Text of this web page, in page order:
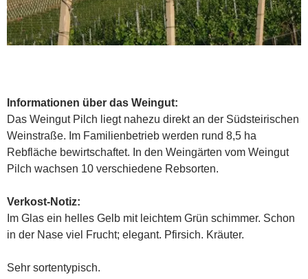
Informationen über das Weingut:
Das Weingut Pilch liegt nahezu direkt an der Südsteirischen
Weinstraße. Im Familienbetrieb werden rund 8,5 ha
Rebfläche bewirtschaftet. In den Weingärten vom Weingut
Pilch wachsen 10 verschiedene Rebsorten.
Verkost-Notiz:
Im Glas ein helles Gelb mit leichtem Grün schimmer. Schon
in der Nase viel Frucht; elegant. Pfirsich. Kräuter.
Sehr sortentypisch.